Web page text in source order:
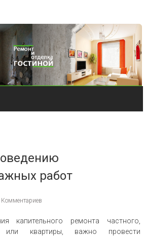
работ
Комментариев
капительного ремонта частного,
или квартиры, важно провести